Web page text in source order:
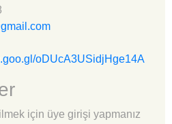
oDUcA3USidjHge14A
için üye girişi yapmanız